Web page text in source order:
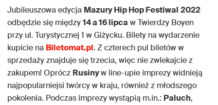
Jubileuszowa edycja Mazury Hip Hop Festiwal 2022
odbędzie się między14 a 16 lipca w Twierdzy Boyen
przy ul. Turystycznej 1 w Giżycku. Bilety na wydarzenie
kupicie na Biletomat.pl. Z czterech pul biletów w
sprzedaży znajduje się trzecia, więc nie zwlekajcie z
zakupem! Oprócz Rusinyw line-upie imprezy widnieją
najpopularniejsi twórcy w kraju, również z młodszego
pokolenia. Podczas imprezy wystąpią m.in.: Paluch,